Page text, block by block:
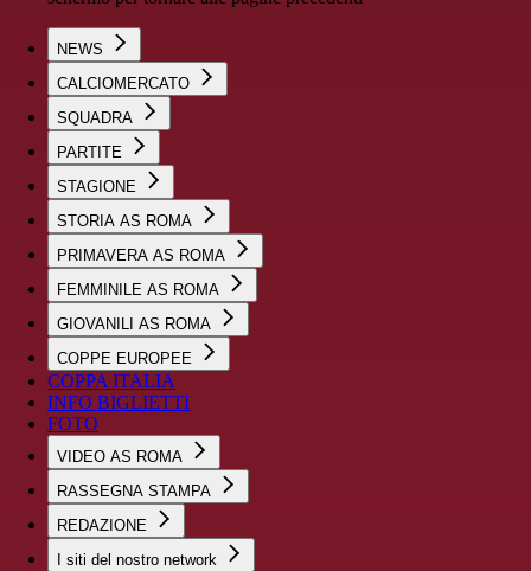
NEWS
CALCIOMERCATO
SQUADRA
PARTITE
STAGIONE
STORIA AS ROMA
PRIMAVERA AS ROMA
FEMMINILE AS ROMA
GIOVANILI AS ROMA
COPPE EUROPEE
COPPA ITALIA
INFO BIGLIETTI
FOTO
VIDEO AS ROMA
RASSEGNA STAMPA
REDAZIONE
I siti del nostro network